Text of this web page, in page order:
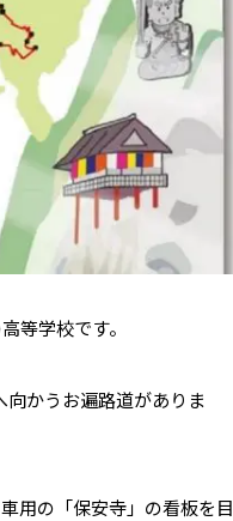
等学校です。
向かうお遍路道がありま
用の「保安寺」の看板を目